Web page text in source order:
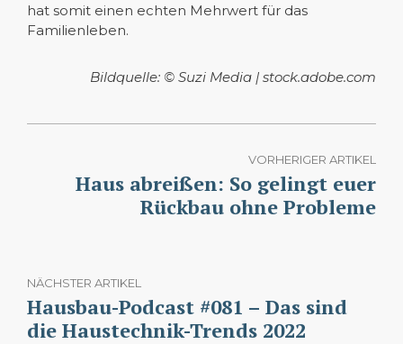
hat somit einen echten Mehrwert für das
Familienleben.
Bildquelle: © Suzi Media | stock.adobe.com
VORHERIGER ARTIKEL
Haus abreißen: So gelingt euer
Rückbau ohne Probleme
NÄCHSTER ARTIKEL
Hausbau-Podcast #081 – Das sind
die Haustechnik-Trends 2022